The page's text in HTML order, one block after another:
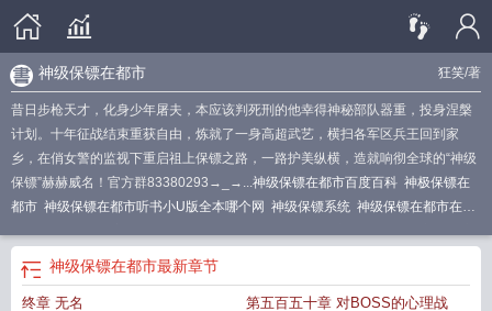
狂笑/著
神级保镖在都市
昔日步枪天才，化身少年屠夫，本应该判死刑的他幸得神秘部队器重，投身涅槃
计划。十年征战结束重获自由，炼就了一身高超武艺，横扫各军区兵王回到家
乡，在俏女警的监视下重启祖上保镖之路，一路护美纵横，造就响彻全球的“神级
保镖”赫赫威名！官方群83380293→_→...神级保镖在都市百度百科 神极保镖在
都市 神级保镖在都市听书小U版全本哪个网 神级保镖系统 神级保镖在都市在线
花保镖 神级保镖在都市听 神级保镖在都市有声免费听书
读 神级保镖在都市沈冥有声书小u
镖神级保镖在都市免费阅读正版 神级保镖在都市短剧在线播放神级保镖在都市
神级保镖在都市最新章节
终章 无名 第五百五十章 对BOSS的心理战